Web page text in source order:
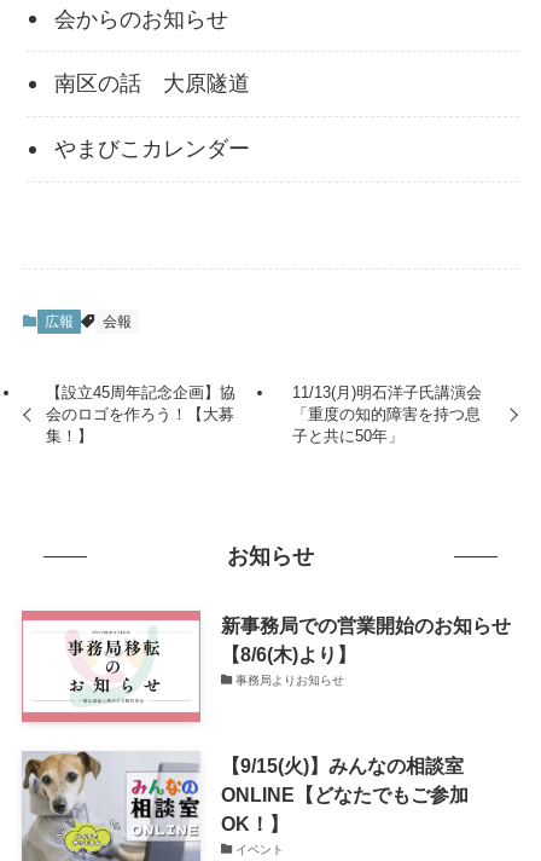
会からのお知らせ
南区の話 大原隧道
やまびこカレンダー
広報 会報
【設立45周年記念企画】協
会のロゴを作ろう！【大募
集！】
11/13(月)明石洋子氏講演会
「重度の知的障害を持つ息
子と共に50年」
お知らせ
新事務局での営業開始のお知らせ
【8/6(木)より】
事務局よりお知らせ
【9/15(火)】みんなの相談室
ONLINE【どなたでもご参加
OK！】
イベント